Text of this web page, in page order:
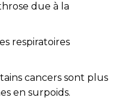
due à la
respiratoires
cancers sont plus
en surpoids.